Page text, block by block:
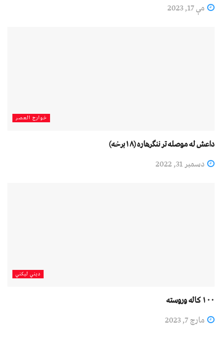
مې 17, 2023
خوارج العصر
داعش له موصله تر ننګرهاره (۱۸برخه)
دسمبر 31, 2022
دیني لیکني
۱۰۰ کاله وروسته
مارچ 7, 2023